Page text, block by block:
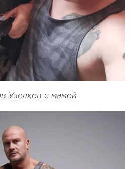
Узелков с мамой